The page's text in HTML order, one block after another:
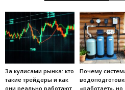
За кулисами рынка: кто
такие трейдеры и как
они реально работают
Почему
«работает», но